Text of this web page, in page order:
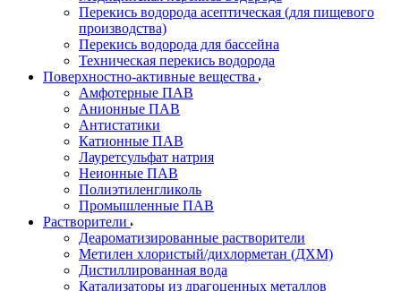
Перекись водорода асептическая (для пищевого
производства)
Перекись водорода для бассейна
Техническая перекись водорода
Поверхностно-активные вещества
Амфотерные ПАВ
Анионные ПАВ
Антистатики
Катионные ПАВ
Лауретсульфат натрия
Неионные ПАВ
Полиэтиленгликоль
Промышленные ПАВ
Растворители
Деароматизированные растворители
Метилен хлористый/дихлорметан (ДХМ)
Дистиллированная вода
Катализаторы из драгоценных металлов